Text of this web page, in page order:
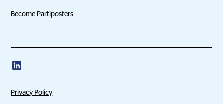
Become Partiposters
Privacy Policy